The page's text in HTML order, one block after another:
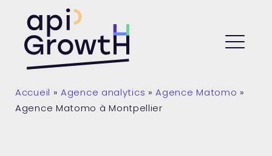
contentAPI Growth
Accueil »Agence analytics »Agence Matomo »
Agence Matomo à Montpellier